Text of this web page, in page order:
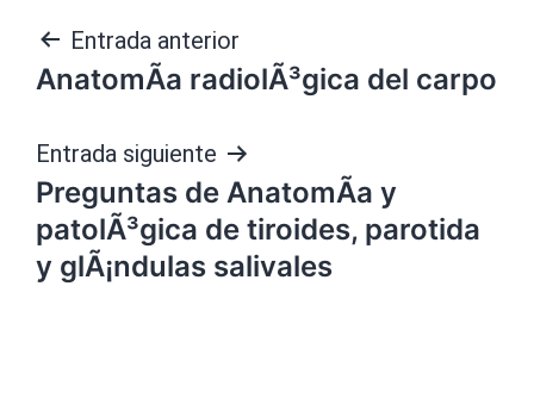
Navegación
de
entradas
Entrada anterior
AnatomÃ­a radiolÃ³gica del carpo
Entrada siguiente
Preguntas de AnatomÃ­a y
patolÃ³gica de tiroides, parotida
y glÃ¡ndulas salivales